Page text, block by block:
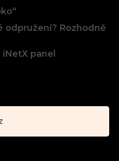
odpružení? Rozhodně
panel